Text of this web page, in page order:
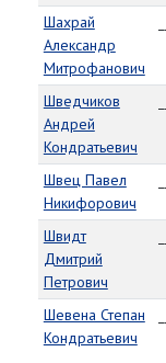
Шахрай
Александр
Митрофанович
Шведчиков
Андрей
Кондратьевич
Швец Павел
Никифорович
Швидт
Дмитрий
Петрович
Шевена Степан
Кондратьевич